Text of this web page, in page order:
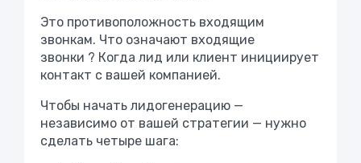
Это противоположность входящим
звонкам. Что означают входящие
звонки ? Когда лид или клиент инициирует
контакт с вашей компанией.
Чтобы начать лидогенерацию —
независимо от вашей стратегии — нужно
сделать четыре шага: